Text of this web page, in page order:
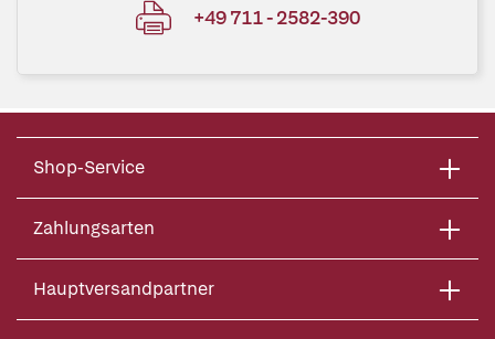
+49 711 - 2582-390
Shop-Service
Zahlungsarten
Hauptversandpartner